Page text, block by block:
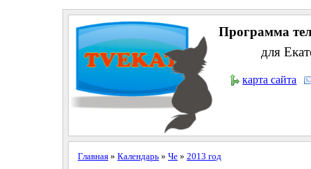
Программа
для
карта сайта
Главная» Календарь» Че» 2013 год